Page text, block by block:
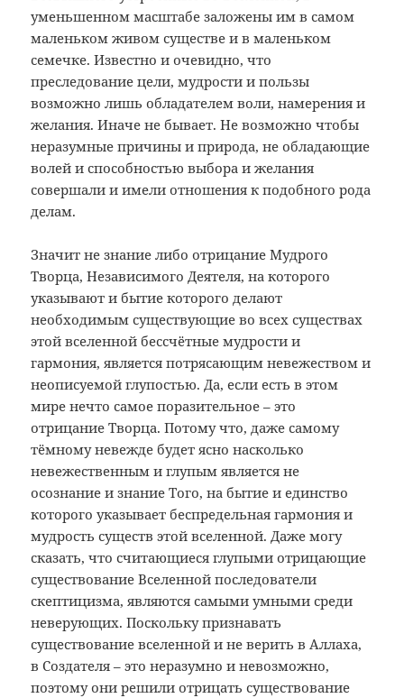
уменьшенном масштабе заложены им в самом
маленьком живом существе и в маленьком
семечке. Известно и очевидно, что
преследование цели, мудрости и пользы
возможно лишь обладателем воли, намерения и
желания. Иначе не бывает. Не возможно чтобы
неразумные причины и природа, не обладающие
волей и способностью выбора и желания
совершали и имели отношения к подобного рода
делам.
Значит не знание либо отрицание Мудрого
Творца, Независимого Деятеля, на которого
указывают и бытие которого делают
необходимым существующие во всех существах
этой вселенной бессчётные мудрости и
гармония, является потрясающим невежеством и
неописуемой глупостью. Да, если есть в этом
мире нечто самое поразительное – это
отрицание Творца. Потому что, даже самому
тёмному невежде будет ясно насколько
невежественным и глупым является не
осознание и знание Того, на бытие и единство
которого указывает беспредельная гармония и
мудрость существ этой вселенной. Даже могу
сказать, что считающиеся глупыми отрицающие
существование Вселенной последователи
скептицизма, являются самыми умными среди
неверующих. Поскольку признавать
существование вселенной и не верить в Аллаха,
в Создателя – это неразумно и невозможно,
поэтому они решили отрицать существование